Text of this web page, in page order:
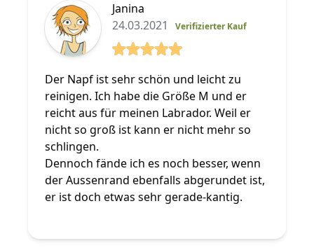
Janina
24.03.2021
Verifizierter Kauf
Der Napf ist sehr schön und leicht zu
reinigen. Ich habe die Größe M und er
reicht aus für meinen Labrador. Weil er
nicht so groß ist kann er nicht mehr so
schlingen.
Dennoch fände ich es noch besser, wenn
der Aussenrand ebenfalls abgerundet ist,
er ist doch etwas sehr gerade-kantig.